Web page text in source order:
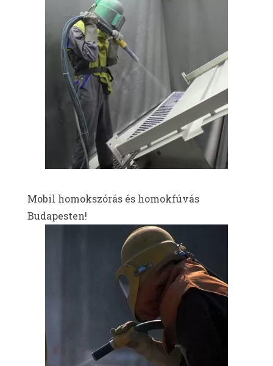
Mobil homokszórás és homokfúvás
Budapesten!